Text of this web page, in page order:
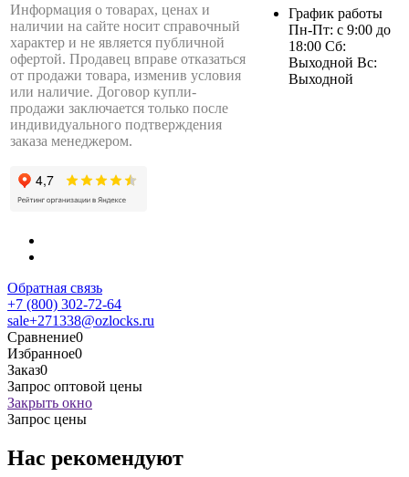
Информация о товарах, ценах и
наличии на сайте носит справочный
характер и не является публичной
офертой. Продавец вправе отказаться
от продажи товара, изменив условия
или наличие. Договор купли-
продажи заключается только после
индивидуального подтверждения
заказа менеджером.
График работы
Пн-Пт: с 9:00 до
18:00 Сб:
Выходной Вс:
Выходной
Обратная связь
+7 (800) 302-72-64
sale+271338@ozlocks.ru
Сравнение0
Избранное0
Заказ0
Запрос оптовой цены
Закрыть окно
Запрос цены
Нас рекомендуют